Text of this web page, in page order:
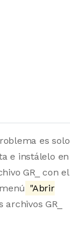
es solo
e instálelo en
GR_ con el
"Abrir
GR_